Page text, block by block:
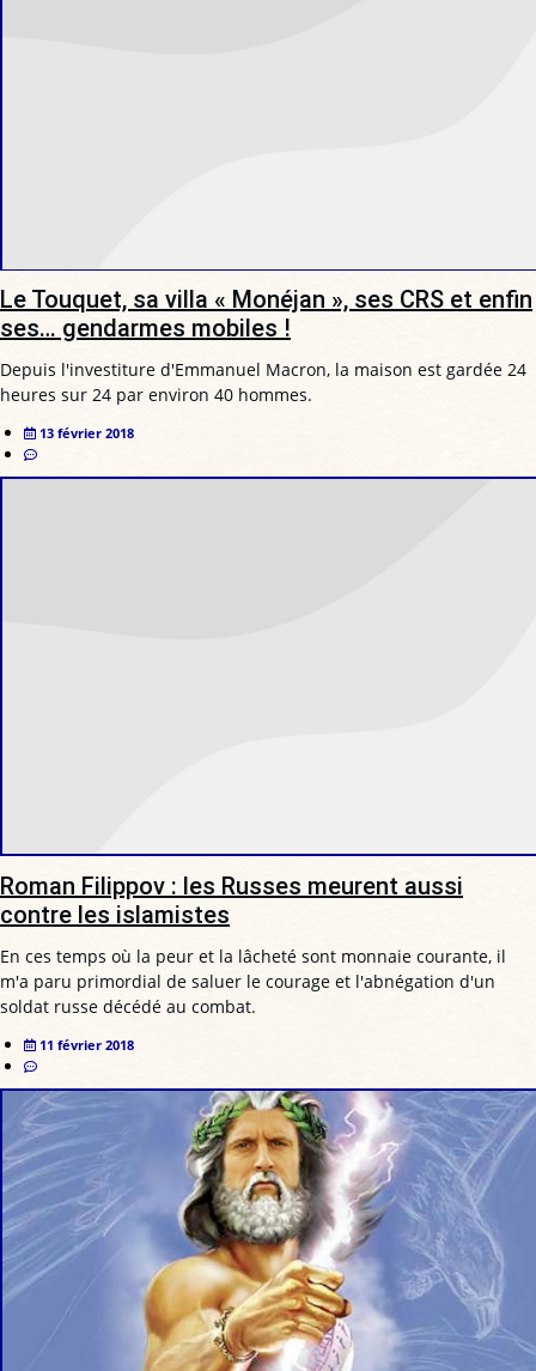
Le Touquet, sa villa « Monéjan », ses CRS et enfin
ses… gendarmes mobiles !
Depuis l'investiture d'Emmanuel Macron, la maison est gardée 24
heures sur 24 par environ 40 hommes.
13 février 2018
Roman Filippov : les Russes meurent aussi
contre les islamistes
En ces temps où la peur et la lâcheté sont monnaie courante, il
m'a paru primordial de saluer le courage et l'abnégation d'un
soldat russe décédé au combat.
11 février 2018